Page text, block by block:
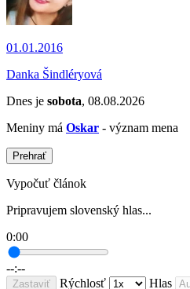
01.01.2016
Danka Šindléryová
Dnes je sobota, 08.08.2026
Meniny má Oskar - význam mena
Prehrať
Vypočuť článok
Pripravujem slovenský hlas...
0:00
--:--
Zastaviť Rýchlosť Hlas